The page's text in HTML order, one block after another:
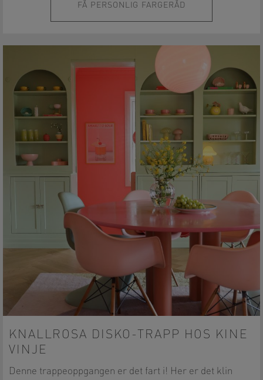
FÅ PERSONLIG FARGERÅD
KNALLROSA DISKO-TRAPP HOS KINE
VINJE
Denne trappeoppgangen er det fart i! Her er det klin